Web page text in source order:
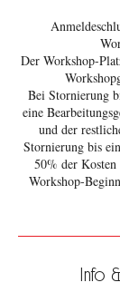
Der Workshop-
Bei Stornierung
eine
und der
Stornierung bis
50% der
Workshop-
Info